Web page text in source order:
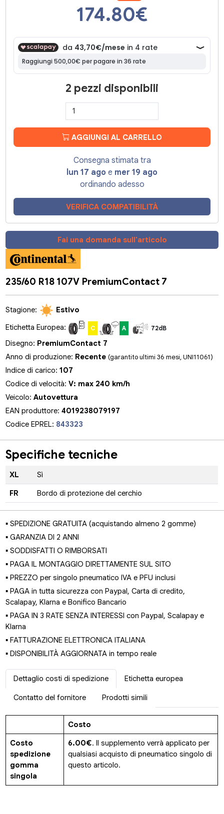
174.80€
2 pezzi disponibili
AGGIUNGI AL CARRELLO
Consegna stimata tra
lun 17 ago e mer 19 ago
ordinando adesso
VERIFICA COMPATIBILITÀ
Fai una domanda sull'articolo
235/60 R18 107V PremiumContact 7
Stagione:
Estivo
Etichetta Europea:
C A 72dB
Disegno: PremiumContact 7
Anno di produzione: Recente(garantito ultimi 36 mesi, UNI11061)
Indice di carico:107
Codice di velocità:V: max 240 km/h
Veicolo:Autovettura
EAN produttore:4019238079197
Codice EPREL: 843323
Specifiche tecniche
XL Sì
FR Bordo di protezione del cerchio
▪ SPEDIZIONE GRATUITA (acquistando almeno 2 gomme)
▪ GARANZIA DI 2 ANNI
▪ SODDISFATTI O RIMBORSATI
▪ PAGA IL MONTAGGIO DIRETTAMENTE SUL SITO
▪ PREZZO per singolo pneumatico IVA e PFU inclusi
▪ PAGA in tutta sicurezza con Paypal, Carta di credito,
Scalapay, Klarna e Bonifico Bancario
▪ PAGA IN 3 RATE SENZA INTERESSI con Paypal, Scalapay e
Klarna
▪ FATTURAZIONE ELETTRONICA ITALIANA
▪ DISPONIBILITÀ AGGIORNATA in tempo reale
Dettaglio costi di spedizione Etichetta europea
Contatto del fornitore Prodotti simili
Costo
Costo
spedizione
gomma
singola
6.00€. Il supplemento verrà applicato per
qualsiasi acquisto di pneumatico singolo di
questo articolo.